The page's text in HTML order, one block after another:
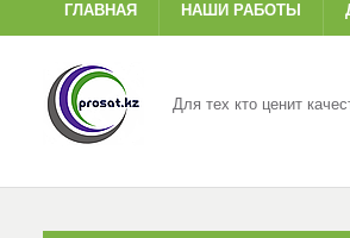
ГЛАВНАЯ НАШИ РАБОТЫ
Для тех кто ценит